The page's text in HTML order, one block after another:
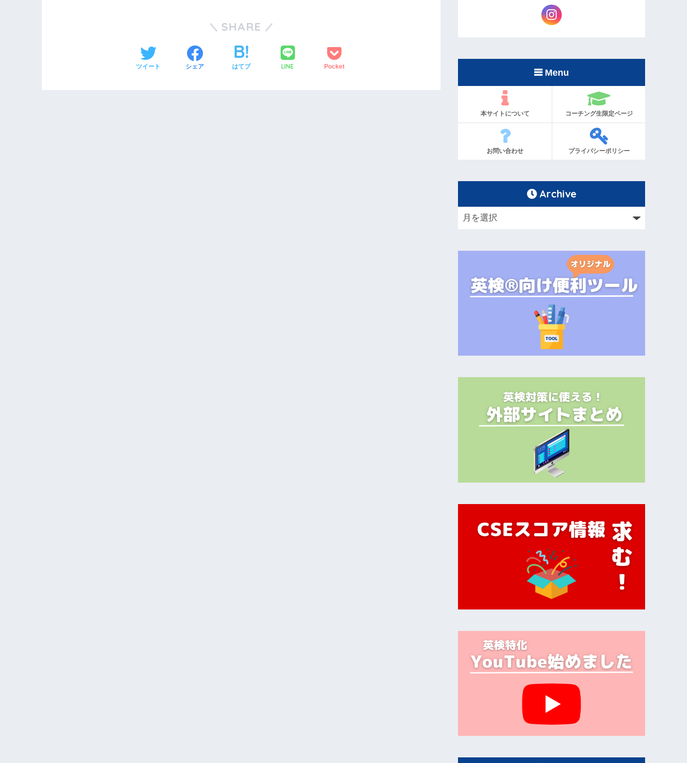
SHARE
ツイート シェア はてブ LINE Pocket
Menu
本サイトについて コーチング生限定ページ
お問い合わせ プライバシーポリシー
Archive